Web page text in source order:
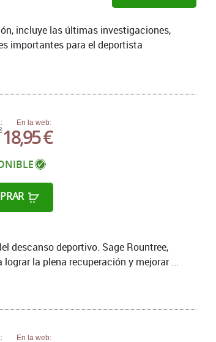
incluye las últimas investigaciones,
importantes para el deportista
En la web:
18,95 €
descanso deportivo. Sage Rountree,
la plena recuperación y mejorar ...
En la web: